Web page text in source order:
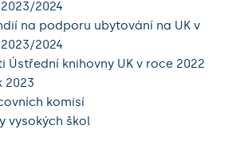
2024
na podporu ubytování na UK v
2024
Ústřední knihovny UK v roce 2022
2023
komisí
vysokých škol